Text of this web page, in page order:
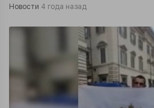
Новости 4 года назад